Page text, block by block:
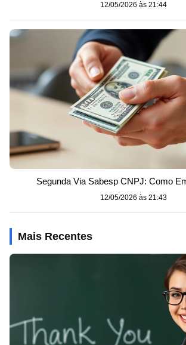
12/05/2026 às 21:44
Segunda Via Sabesp CNPJ: Como
12/05/2026 às 21:43
Mais Recentes